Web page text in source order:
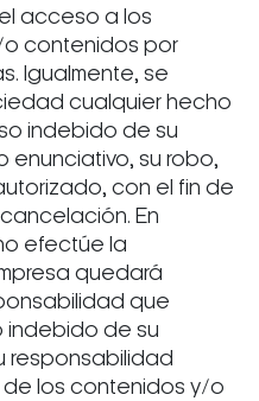
acceso a los
o contenidos por
Igualmente, se
cualquier hecho
indebido de su
enunciativo, su robo,
con el fin de
En
efectúe la
quedará
que
indebido de su
responsabilidad
de los contenidos y/o